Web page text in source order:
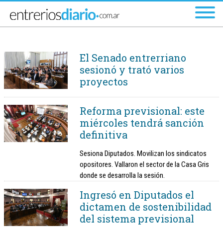
El Senado entrerriano
sesionó y trató varios
proyectos
Reforma previsional: este
miércoles tendrá sanción
definitiva
Sesiona Diputados. Movilizan los sindicatos
opositores. Vallaron el sector de la Casa Gris
donde se desarrolla la sesión.
Ingresó en Diputados el
dictamen de sostenibilidad
del sistema previsional